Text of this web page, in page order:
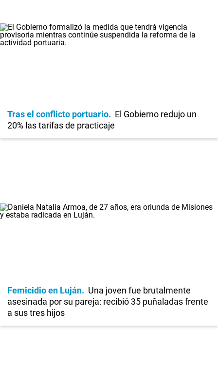
Tras el conflicto portuario
El Gobierno redujo un
20% las tarifas de practicaje
Femicidio en Luján
Una joven fue brutalmente
asesinada por su pareja: recibió 35 puñaladas frente
a sus tres hijos